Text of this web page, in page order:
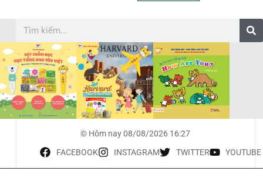
© Hôm nay 08/08/2026 16:27
FACEBOOK INSTAGRAM TWITTER YOUTUBE